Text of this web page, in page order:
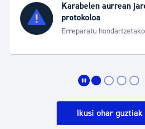
Karabelen aurrean
protokoloa
Erreparatu
Ikusi ohar guztiak